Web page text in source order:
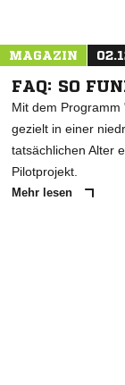
MAGAZIN
FAQ: SO
Mit dem
gezielt in einer
tatsächlichen Alter
Pilotprojekt.
Mehr lesen